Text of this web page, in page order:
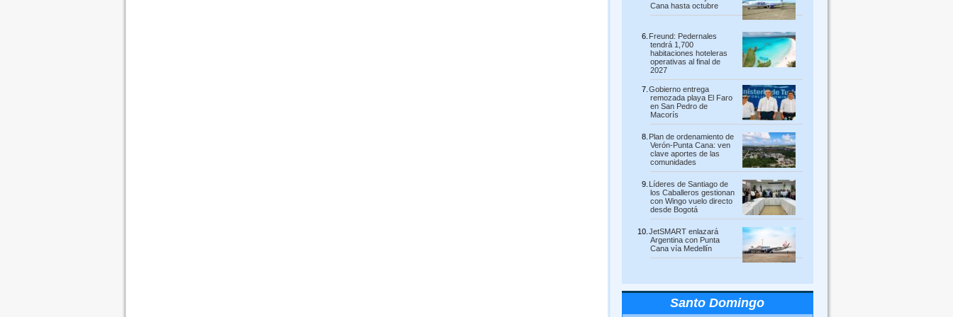
Cana hasta octubre
Freund: Pedernales
tendrá 1,700
habitaciones hoteleras
operativas al final de
2027
Gobierno entrega
remozada playa El Faro
en San Pedro de
Macorís
Plan de ordenamiento de
Verón-Punta Cana: ven
clave aportes de las
comunidades
Líderes de Santiago de
los Caballeros gestionan
con Wingo vuelo directo
desde Bogotá
JetSMART enlazará
Argentina con Punta
Cana vía Medellín
Santo Domingo